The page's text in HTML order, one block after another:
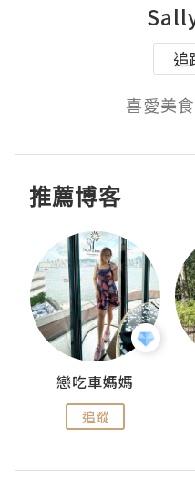
追
喜愛美
推薦博客
戀吃車媽媽
追蹤